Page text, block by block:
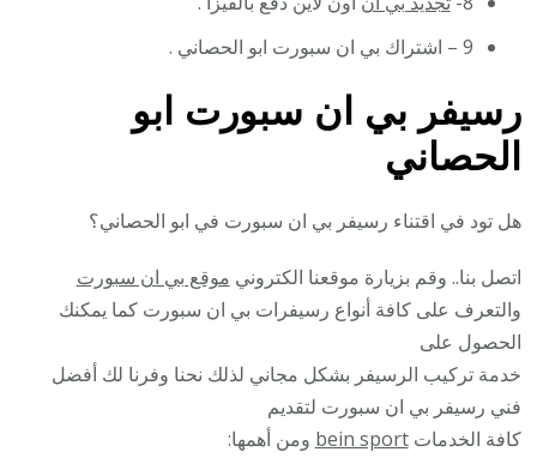
9 – اشتراك بي ان سبورت ابو الحصاني .
رسيفر بي ان سبورت ابو
الحصاني
هل تود في اقتناء رسيفر بي ان سبورت في ابو الحصاني؟
اتصل بنا.. وقم بزيارة موقعنا الكتروني موقع بي ان سبورت
والتعرف على كافة أنواع رسيفرات بي ان سبورت كما يمكنك
الحصول على
خدمة تركيب الرسيفر بشكل مجاني لذلك نحنا وفرنا لك أفضل
فني رسيفر بي ان سبورت لتقديم
كافة الخدماتbein sport ومن أهمها: